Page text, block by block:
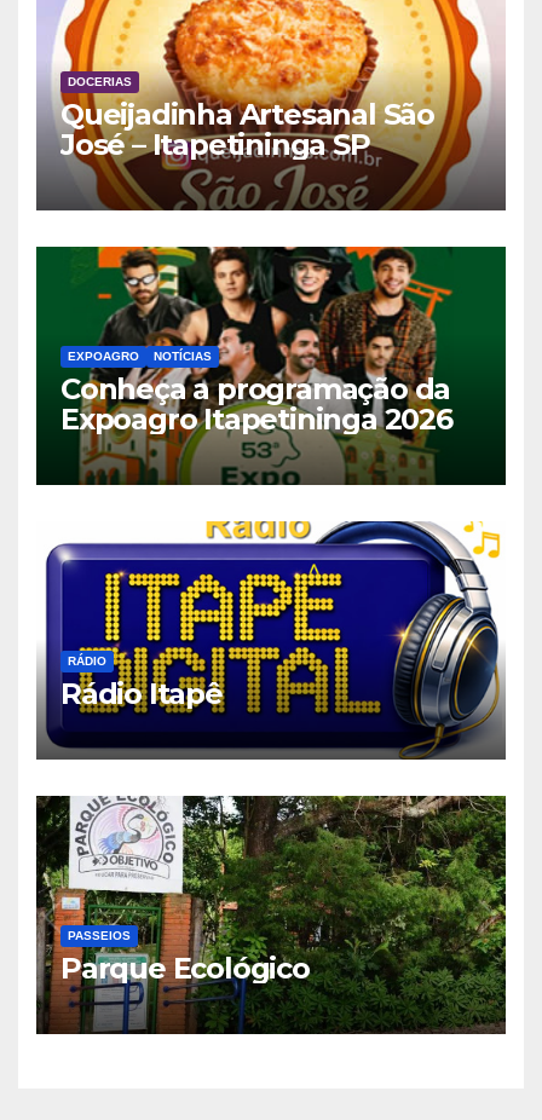
DOCERIAS
Queijadinha Artesanal São
José – Itapetininga SP
EXPOAGRO NOTÍCIAS
Conheça a programação da
Expoagro Itapetininga 2026
RÁDIO
Rádio Itapê
PASSEIOS
Parque Ecológico